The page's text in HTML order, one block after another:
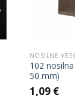
NOSILNE
102
50 mm)
1,09 €